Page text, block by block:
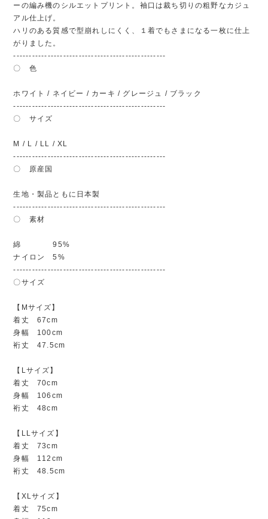
ーの編み機のシルエットプリント。袖口は裁ち切りの粗野なカジュ
アル仕上げ。
ハリのある質感で型崩れしにくく、１着でもさまになる一枚に仕上
がりました。
-------------------------------------------------
〇 色
ホワイト / ネイビー / カーキ / グレージュ / ブラック
-------------------------------------------------
〇 サイズ
M / L / LL / XL
-------------------------------------------------
〇 原産国
生地・製品ともに日本製
-------------------------------------------------
〇 素材
綿 95%
ナイロン 5%
-------------------------------------------------
〇サイズ
【Mサイズ】
着丈 67cm
身幅 100cm
裄丈 47.5cm
【Lサイズ】
着丈 70cm
身幅 106cm
裄丈 48cm
【LLサイズ】
着丈 73cm
身幅 112cm
裄丈 48.5cm
【XLサイズ】
着丈 75cm